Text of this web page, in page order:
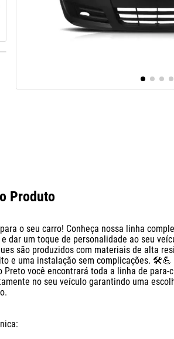
Produto
o seu carro! Conheça nossa linha
dar um toque de personalidade ao seu
são produzidos com materiais de alta
e uma instalação sem complicações. 🛠️💪
Preto você encontrará toda a linha de
no seu veículo garantindo uma